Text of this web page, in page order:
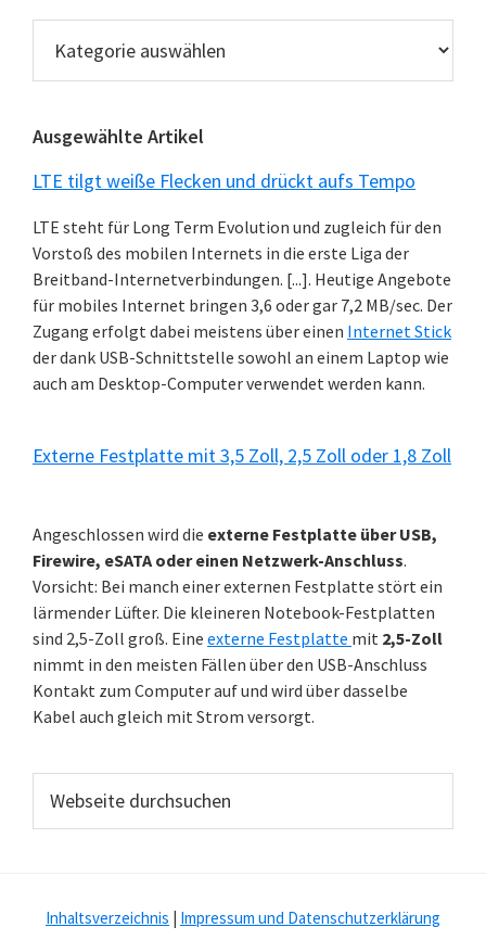
News
Kategorien
Ausgewählte Artikel
LTE tilgt weiße Flecken und drückt aufs Tempo
LTE steht für Long Term Evolution und zugleich für den
Vorstoß des mobilen Internets in die erste Liga der
Breitband-Internetverbindungen. [...]. Heutige Angebote
für mobiles Internet bringen 3,6 oder gar 7,2 MB/sec. Der
Zugang erfolgt dabei meistens über einen Internet Stick
der dank USB-Schnittstelle sowohl an einem Laptop wie
auch am Desktop-Computer verwendet werden kann.
Externe Festplatte mit 3,5 Zoll, 2,5 Zoll oder 1,8 Zoll
Angeschlossen wird die externe Festplatte über USB,
Firewire, eSATA oder einen Netzwerk-Anschluss.
Vorsicht: Bei manch einer externen Festplatte stört ein
lärmender Lüfter. Die kleineren Notebook-Festplatten
sind 2,5-Zoll groß. Eine externe Festplatte mit 2,5-Zoll
nimmt in den meisten Fällen über den USB-Anschluss
Kontakt zum Computer auf und wird über dasselbe
Kabel auch gleich mit Strom versorgt.
durchsuchen
Inhaltsverzeichnis | Impressum und Datenschutzerklärung